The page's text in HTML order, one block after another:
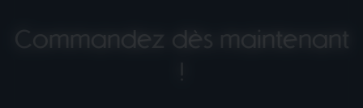
Commandez dès maintenant